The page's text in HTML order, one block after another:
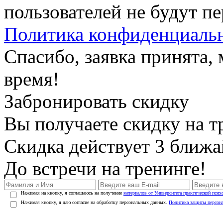
пользователей не будут
Политика
Спасибо, заявка
время!
Забронировать скидку
Вы получаете скидку на
Скидка действует 3
До встречи на тренинге!
Нажимая на кнопку, я соглашаюсь на получение материалов от Университета практической
Нажимая кнопку, я даю согласие на обработку персональных данных. Политика защиты